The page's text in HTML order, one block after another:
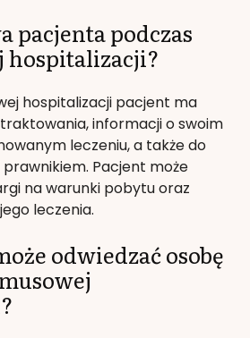
pacjenta podczas
hospitalizacji?
hospitalizacji pacjent ma
informacji o swoim
leczeniu, a także do
Pacjent może
na warunki pobytu oraz
leczenia.
odwiedzać osobę